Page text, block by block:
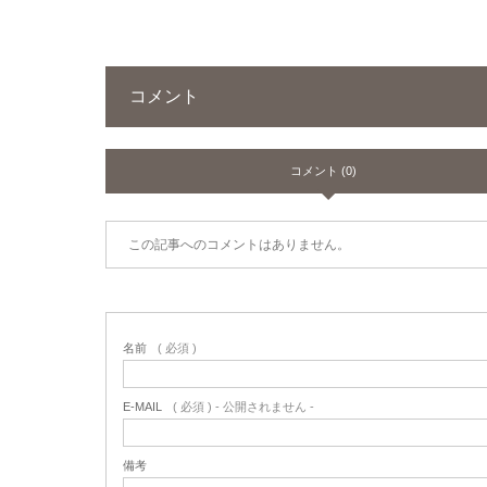
コメント
コメント (0)
この記事へのコメントはありません。
名前 ( 必須 )
E-MAIL ( 必須 ) - 公開されません -
備考